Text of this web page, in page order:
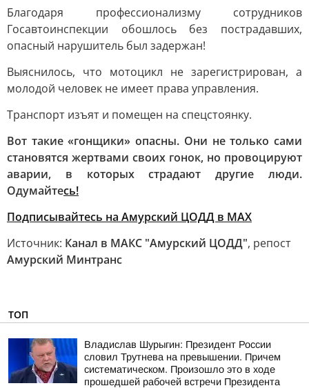
Благодаря профессионализму сотрудников
Госавтоинспекции обошлось без пострадавших,
опасный нарушитель был задержан!
Выяснилось, что мотоцикл не зарегистрирован, а
молодой человек не имеет права управления.
Транспорт изъят и помещен на спецстоянку.
Вот такие «гонщики» опасны. Они не только сами
становятся жертвами своих гонок, но провоцируют
аварии, в которых страдают другие люди.
Одумайтесь!
Подписывайтесь на Амурский ЦОДД в МАХ
Источник: Канал в МАКС "Амурский ЦОДД", репост
Амурский Минтранс
ТОП
Владислав Шурыгин: Президент России
словил Трутнева на превышении. Причем
систематическом. Произошло это в ходе
прошедшей рабочей встречи Президента